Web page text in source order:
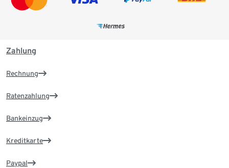
Zahlung
Rechnung
Ratenzahlung
Bankeinzug
Kreditkarte
Paypal